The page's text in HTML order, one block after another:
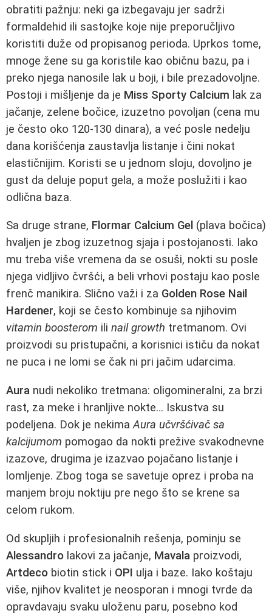
obratiti pažnju: neki ga izbegavaju jer sadrži
formaldehid ili sastojke koje nije preporučljivo
koristiti duže od propisanog perioda. Uprkos tome,
mnoge žene su ga koristile kao običnu bazu, pa i
preko njega nanosile lak u boji, i bile prezadovoljne.
Postoji i mišljenje da je Miss Sporty Calcium lak za
jačanje, zelene bočice, izuzetno povoljan (cena mu
je često oko 120-130 dinara), a već posle nedelju
dana korišćenja zaustavlja listanje i čini nokat
elastičnijim. Koristi se u jednom sloju, dovoljno je
gust da deluje poput gela, a može poslužiti i kao
odlična baza.
Sa druge strane, Flormar Calcium Gel (plava bočica)
hvaljen je zbog izuzetnog sjaja i postojanosti. Iako
mu treba više vremena da se osuši, nokti su posle
njega vidljivo čvršći, a beli vrhovi postaju kao posle
frenč manikira. Slično važi i za Golden Rose Nail
Hardener, koji se često kombinuje sa njihovim
vitamin boosterom ili nail growth tretmanom. Ovi
proizvodi su pristupačni, a korisnici ističu da nokat
ne puca i ne lomi se čak ni pri jačim udarcima.
Aura nudi nekoliko tretmana: oligomineralni, za brzi
rast, za meke i hranljive nokte… Iskustva su
podeljena. Dok je nekimaAura učvršćivač sa
kalcijumom pomogao da nokti prežive svakodnevne
izazove, drugima je izazvao pojačano listanje i
lomljenje. Zbog toga se savetuje oprez i proba na
manjem broju noktiju pre nego što se krene sa
celom rukom.
Od skupljih i profesionalnih rešenja, pominju se
Alessandro lakovi za jačanje, Mavala proizvodi,
Artdeco biotin stick i OPI ulja i baze. Iako koštaju
više, njihov kvalitet je neosporan i mnogi tvrde da
opravdavaju svaku uloženu paru, posebno kod